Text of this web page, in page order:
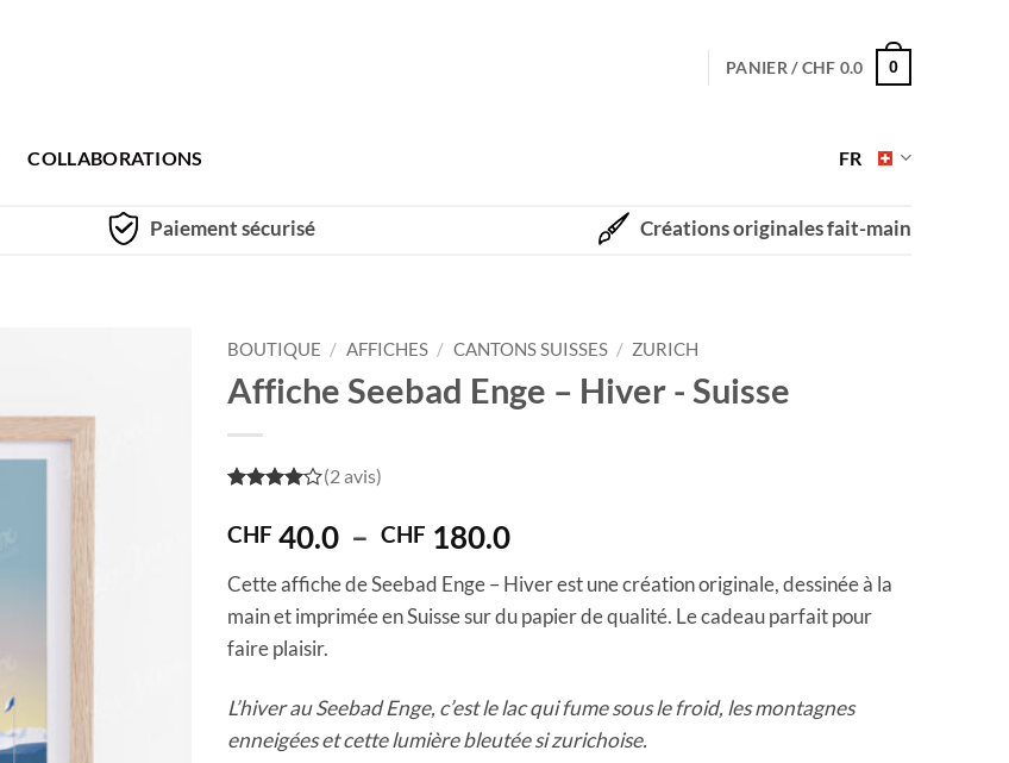
PANIER /CHF 0.0 0
COLLABORATIONS FR
Paiement sécurisé Créations originales fait-main
BOUTIQUE / AFFICHES / CANTONS SUISSES / ZURICH
Affiche Seebad Enge – Hiver - Suisse
5
(2 avis)
CHF 40.0 – CHF 180.0Plage
prix :
CHF 40.0
Cette affiche de Seebad Enge – Hiver est une création originale, dessinée à la
main et imprimée en Suisse sur du papier de qualité. Le cadeau parfait pour
faire plaisir.
L’hiver au Seebad Enge, c’est le lac qui fume sous le froid, les montagnes
enneigées et cette lumière bleutée si zurichoise.